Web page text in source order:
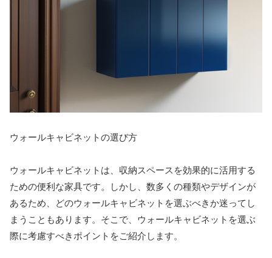
ウォールキャビネットの選び方
ウォールキャビネットは、収納スペースを効果的に活用する
ための便利な家具です。しかし、数多くの種類やデザインが
あるため、どのウォールキャビネットを選ぶべきか迷ってし
まうこともあります。そこで、ウォールキャビネットを選ぶ
際に考慮すべきポイントをご紹介します。